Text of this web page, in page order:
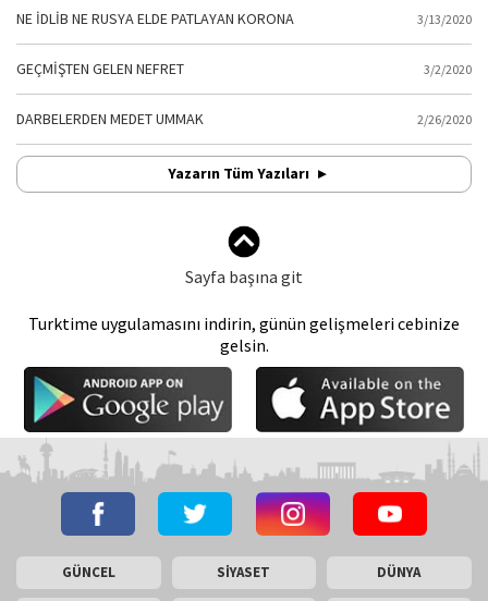
NE İDLİB NE RUSYA ELDE PATLAYAN KORONA 3/13/2020
GEÇMİŞTEN GELEN NEFRET 3/2/2020
DARBELERDEN MEDET UMMAK 2/26/2020
Yazarın Tüm Yazıları
Sayfa başına git
Turktime uygulamasını indirin, günün gelişmeleri cebinize
gelsin.
GÜNCEL SİYASET DÜNYA